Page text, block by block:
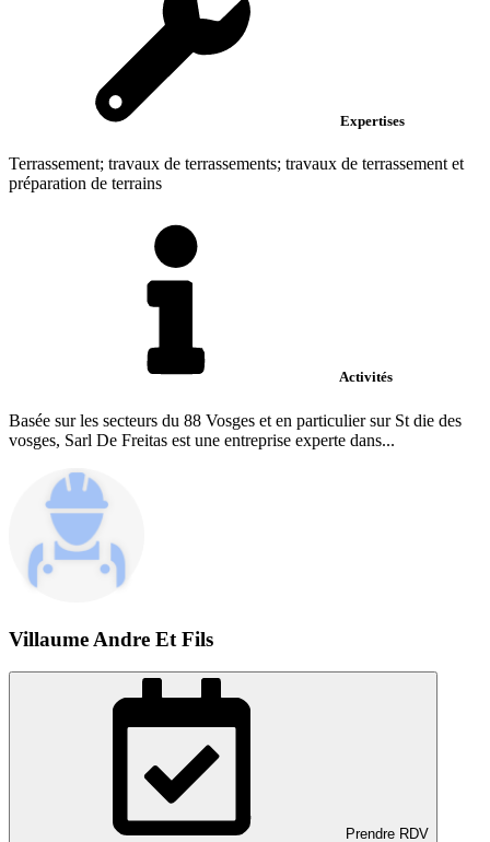
Expertises
Terrassement; travaux de terrassements; travaux de terrassement et
préparation de terrains
Activités
Basée sur les secteurs du 88 Vosges et en particulier sur St die des
vosges, Sarl De Freitas est une entreprise experte dans...
Villaume Andre Et Fils
Prendre RDV